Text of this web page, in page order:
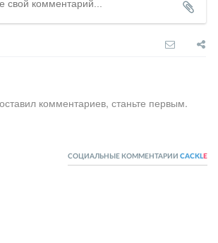
комментариев, станьте первым.
СОЦИАЛЬНЫЕ КОММЕНТАРИИ CACKL E